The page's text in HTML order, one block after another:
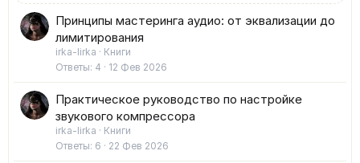
Принципы мастеринга аудио: от эквализации до
лимитирования
irka-lirka
Книги
Ответы 4 12 Фев 2026
Практическое руководство по настройке
звукового компрессора
irka-lirka
Книги
Ответы 6 22 Фев 2026